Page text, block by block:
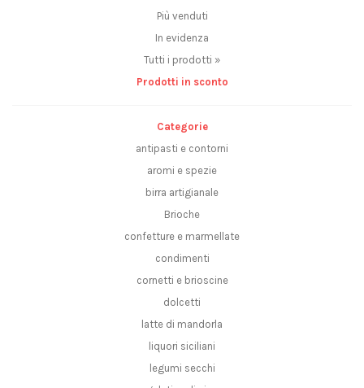
Più venduti
In evidenza
Tutti i prodotti »
Prodotti in sconto
Categorie
antipasti e contorni
aromi e spezie
birra artigianale
Brioche
confetture e marmellate
condimenti
cornetti e brioscine
dolcetti
latte di mandorla
liquori siciliani
legumi secchi